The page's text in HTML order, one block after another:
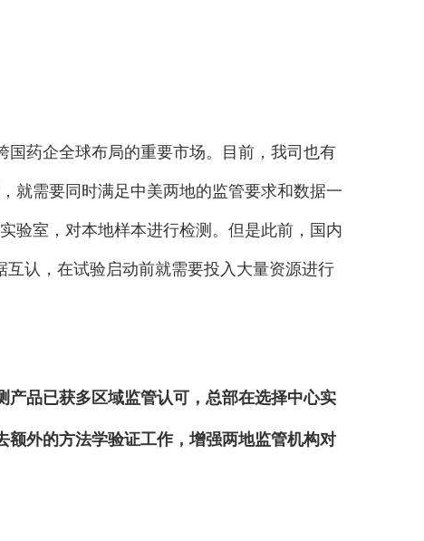
药企全球布局的重要市场。目前，我司也有
就需要同时满足中美两地的监管要求和数据一
验室，对本地样本进行检测。但是此前，国内
互认，在试验启动前就需要投入大量资源进行
品已获多区域监管认可，总部在选择中心实
外的方法学验证工作，增强两地监管机构对